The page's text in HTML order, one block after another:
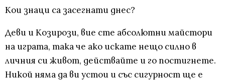
Кои знаци са засегнати днес?
Деви и Козирози, вие сте абсолютни майстори
на играта, така че ако искате нещо силно в
личния си живот, действайте и го постигнете.
Никой няма да ви устои и със сигурност ще е